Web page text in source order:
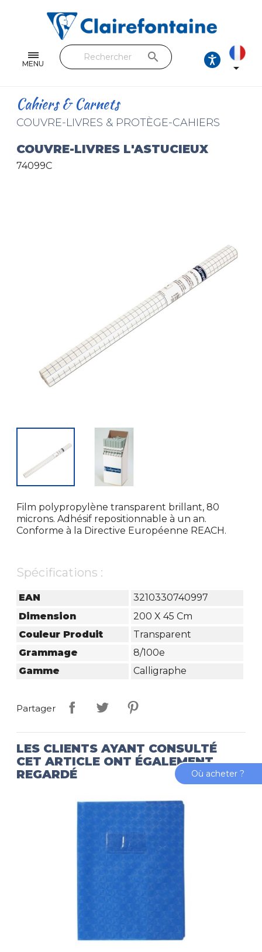
MENU
Feuilles & Copies
Beaux-arts & Dessin
Loisirs créatifs
Cuir & trousses
search

Cahiers & Carnets
COUVRE-LIVRES & PROTÈGE-CAHIERS
COUVRE-LIVRES L'ASTUCIEUX
74099C
Film polypropylène transparent brillant, 80
microns. Adhésif repositionnable à un an.
Conforme à la Directive Européenne REACH.
Spécifications :
EAN
3210330740997
Dimension
200 X 45 Cm
Couleur Produit
Transparent
Grammage
8/100e
Gamme
Calligraphe
Partager
LES CLIENTS AYANT CONSULTÉ
CET ARTICLE ONT ÉGALEMENT
REGARDÉ
Où acheter ?